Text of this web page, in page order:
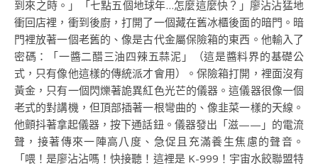
到來之時。」「七點五個地球年…怎麼這麼快？」廖沾沾猛地
衝回店裡，衝到後廚，打開了一個藏在舊冰櫃後面的暗門。暗
門裡放著一個老舊的、像是古代金屬保險箱的東西。他輸入了
密碼：「一醬二醋三油四辣五蒜泥」（這是醬料界的基礎公
式，只有像他這樣的傳統派才會用）。保險箱打開，裡面沒有
黃金，只有一個閃爍著詭異紅色光芒的儀器。這儀器很像一個
老式的對講機，但頂部插著一根彎曲的、像韭菜一樣的天線。
他顫抖著拿起儀器，按下通話鈕。儀器發出「滋——」的電流
聲，接著傳來一陣高八度、急促且充滿養生焦慮的聲音。
「喂！是廖沾沾嗎！快接聽！這裡是 K-999！宇宙水餃聯盟特